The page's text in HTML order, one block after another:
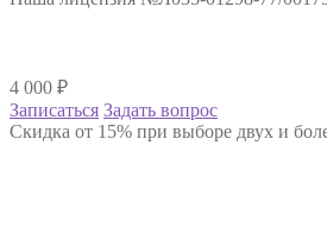
4 000 ₽
Записаться Задать вопрос
Скидка от 15% при выборе двух и